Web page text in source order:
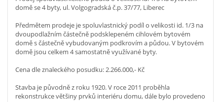
domě se 4 byty, ul. Volgogradská č.p. 37/77, Liberec
Předmětem prodeje je spoluvlastnický podíl o velikosti id. 1/3 na
dvoupodlažním částečně podsklepeném cihlovém bytovém
domě s částečně vybudovaným podkrovím a půdou. V bytovém
domě jsou celkem 4 samostatně využívané byty.
Cena dle znaleckého posudku: 2.266.000,- Kč
Stavba je původně z roku 1920. V roce 2011 proběhla
rekonstrukce většiny prvků interiéru domu, dále bylo provedeno